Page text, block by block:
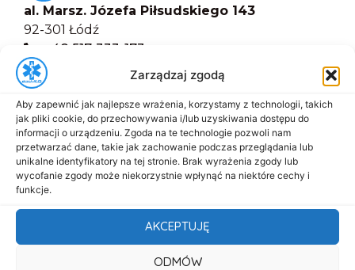
Zarządzaj zgodą
Aby zapewnić jak najlepsze wrażenia, korzystamy z technologii, takich
jak pliki cookie, do przechowywania i/lub uzyskiwania dostępu do
informacji o urządzeniu. Zgoda na te technologie pozwoli nam
przetwarzać dane, takie jak zachowanie podczas przeglądania lub
unikalne identyfikatory na tej stronie. Brak wyrażenia zgody lub
wycofanie zgody może niekorzystnie wpłynąć na niektóre cechy i
funkcje.
AKCEPTUJĘ
ODMÓW
al. Marsz. Józefa Piłsudskiego 143
92-301 Łódź
+48 517-333-173
biuro@dasmed.pl
Menu
Start
O nas
Oferta
Cennik